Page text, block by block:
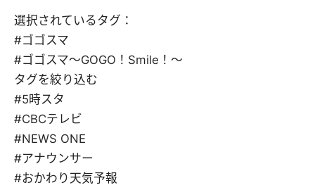
選択されているタグ：
#ゴゴスマ
#ゴゴスマ～GOGO！Smile！～
タグを絞り込む
#5時スタ
#CBCテレビ
#NEWS ONE
#アナウンサー
#おかわり天気予報